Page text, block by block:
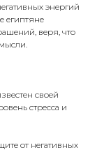
энергий
египтяне
веря, что
своей
стресса и
от негативных